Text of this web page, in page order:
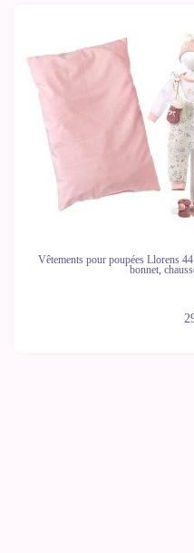
Vêtements pour poupées Llorens
bonnet,